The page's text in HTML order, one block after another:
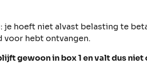
hoeft niet alvast belasting te
voor hebt ontvangen.
gewoon in box 1 en valt dus niet